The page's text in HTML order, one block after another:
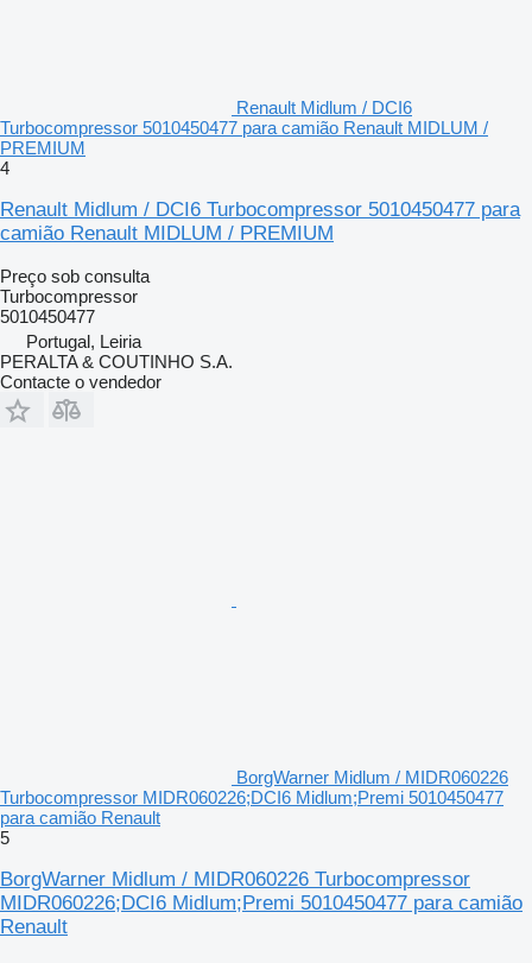
Renault Midlum / DCI6
Turbocompressor 5010450477 para camião Renault MIDLUM /
PREMIUM
4
Renault Midlum / DCI6 Turbocompressor 5010450477 para
camião Renault MIDLUM / PREMIUM
Preço sob consulta
Turbocompressor
5010450477
Portugal, Leiria
PERALTA & COUTINHO S.A.
Contacte o vendedor
BorgWarner Midlum / MIDR060226
Turbocompressor MIDR060226;DCI6 Midlum;Premi 5010450477
para camião Renault
5
BorgWarner Midlum / MIDR060226 Turbocompressor
MIDR060226;DCI6 Midlum;Premi 5010450477 para camião
Renault